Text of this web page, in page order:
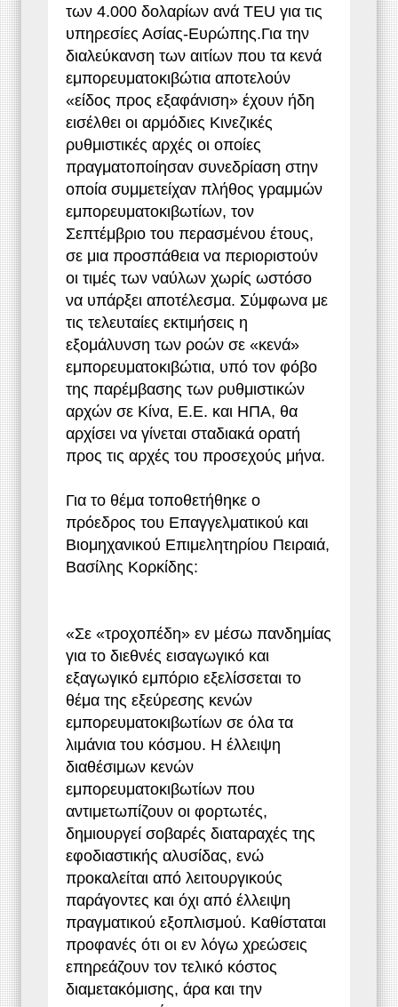
των 4.000 δολαρίων ανά TEU για τις
υπηρεσίες Ασίας-Ευρώπης.Για την
διαλεύκανση των αιτίων που τα κενά
εμπορευματοκιβώτια αποτελούν
«είδος προς εξαφάνιση» έχουν ήδη
εισέλθει οι αρμόδιες Κινεζικές
ρυθμιστικές αρχές οι οποίες
πραγματοποίησαν συνεδρίαση στην
οποία συμμετείχαν πλήθος γραμμών
εμπορευματοκιβωτίων, τον
Σεπτέμβριο του περασμένου έτους,
σε μια προσπάθεια να περιοριστούν
οι τιμές των ναύλων χωρίς ωστόσο
να υπάρξει αποτέλεσμα. Σύμφωνα με
τις τελευταίες εκτιμήσεις η
εξομάλυνση των ροών σε «κενά»
εμπορευματοκιβώτια, υπό τον φόβο
της παρέμβασης των ρυθμιστικών
αρχών σε Κίνα, Ε.Ε. και ΗΠΑ, θα
αρχίσει να γίνεται σταδιακά ορατή
προς τις αρχές του προσεχούς μήνα.
Για το θέμα τοποθετήθηκε ο
πρόεδρος του Επαγγελματικού και
Βιομηχανικού Επιμελητηρίου Πειραιά,
Βασίλης Κορκίδης:
«Σε «τροχοπέδη» εν μέσω πανδημίας
για το διεθνές εισαγωγικό και
εξαγωγικό εμπόριο εξελίσσεται το
θέμα της εξεύρεσης κενών
εμπορευματοκιβωτίων σε όλα τα
λιμάνια του κόσμου. Η έλλειψη
διαθέσιμων κενών
εμπορευματοκιβωτίων που
αντιμετωπίζουν οι φορτωτές,
δημιουργεί σοβαρές διαταραχές της
εφοδιαστικής αλυσίδας, ενώ
προκαλείται από λειτουργικούς
παράγοντες και όχι από έλλειψη
πραγματικού εξοπλισμού. Καθίσταται
προφανές ότι οι εν λόγω χρεώσεις
επηρεάζουν τον τελικό κόστος
διαμετακόμισης, άρα και την